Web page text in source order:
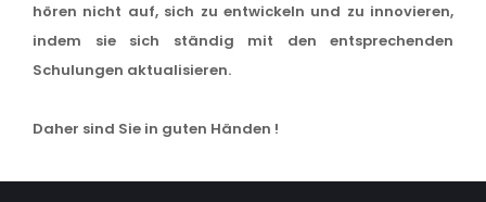
hören nicht auf, sich zu entwickeln und zu innovieren,
indem sie sich ständig mit den entsprechenden
Schulungen aktualisieren.
Daher sind Sie in guten Händen !